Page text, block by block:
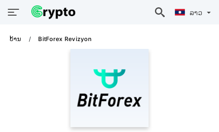
ລາວ
ບ້ານ BitForex Revizyon